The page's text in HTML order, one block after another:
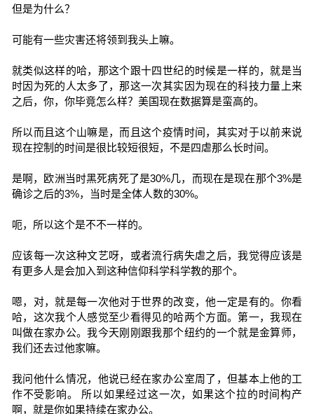
但是为什么？
可能有一些灾害还将领到我头上嘛。
就类似这样的哈，那这个跟十四世纪的时候是一样的，就是当
时因为死的人太多了，那这一次其实因为现在的科技力量上来
之后，你，你毕竟怎么样？美国现在数据算是蛮高的。
所以而且这个山嘛是，而且这个疫情时间，其实对于以前来说
现在控制的时间是很比较短很短，不是四虐那么长时间。
是啊，欧洲当时黑死病死了是30%几，而现在是现在那个3%是
确诊之后的3%，当时是全体人数的30%。
呃，所以这个是不不一样的。
应该每一次这种文艺呀，或者流行病失虐之后，我觉得应该是
有更多人是会加入到这种信仰科学科学教的那个。
嗯，对，就是每一次他对于世界的改变，他一定是有的。你看
哈，这次我个人感觉至少看得见的哈两个方面。第一，我现在
叫做在家办公。我今天刚刚跟我那个纽约的一个就是金算师，
我们还去过他家嘛。
我问他什么情况，他说已经在家办公室周了，但基本上他的工
作不受影响。 所以如果经过这一次，如果这个拉的时间构产
啊，就是你如果持续在家办公。